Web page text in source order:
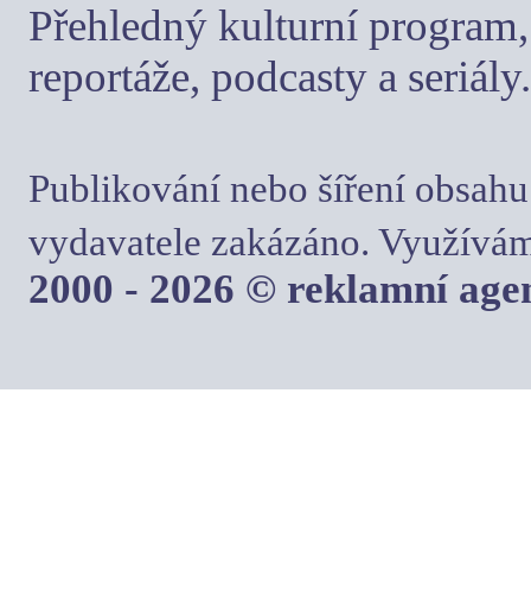
Přehledný kulturní
reportáže, podcasty a seriály.
Publikování nebo šíření
vydavatele zakázáno.
2000 - 2026 © reklamní